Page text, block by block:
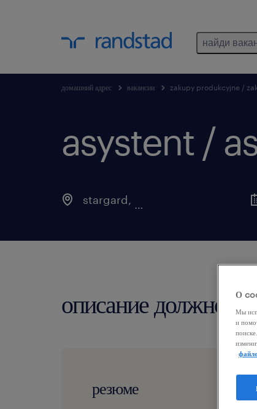
найди
домашний адрес вакансии zakupy produkcyjne /
asystent /
stargard,
описание должности
резюме
О
Мы
и